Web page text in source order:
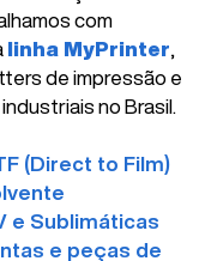
com
linha MyPrinter
de impressão e
no Brasil.
(Direct to Film)
e Sublimáticas
e peças de